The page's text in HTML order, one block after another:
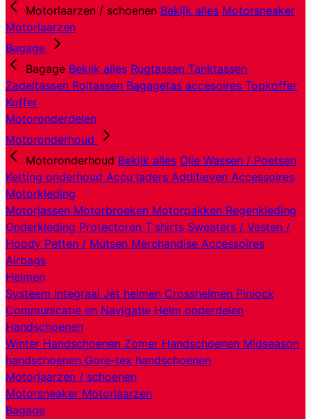
Motorlaarzen / schoenen Bekijk alles Motorsneaker
Motorlaarzen
Bagage
Bagage Bekijk alles Rugtassen Tanktassen
Zadeltassen Roltassen Bagagetas accesoires Topkoffer
Koffer
Motoronderdelen
Motoronderhoud
Motoronderhoud Bekijk alles Olie Wassen / Poetsen
Ketting onderhoud Accu laders Additieven Accessoires
Motorkleding
Motorjassen Motorbroeken Motorpakken Regenkleding
Onderkleding Protectoren T'shirts Sweaters / Vesten /
Hoody Petten / Mutsen Merchandise Accessoires
Airbags
Helmen
Systeem Integraal Jet helmen Crosshelmen Pinlock
Communicatie en Navigatie Helm onderdelen
Handschoenen
Winter Handschoenen Zomer Handschoenen Midseason
handschoenen Gore-tex handschoenen
Motorlaarzen / schoenen
Motorsneaker Motorlaarzen
Bagage